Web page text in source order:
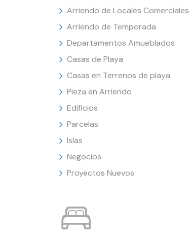
Arriendo de Locales Comerciales
Arriendo de Temporada
Departamentos Amueblados
Casas de Playa
Casas en Terrenos de playa
Pieza en Arriendo
Edificios
Parcelas
Islas
Negocios
Proyectos Nuevos